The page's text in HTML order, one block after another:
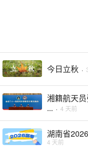
今日立秋 ·
湘籍航天
... · 4 天前
湖南省
4 天前